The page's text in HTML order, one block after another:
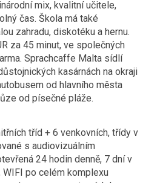
mix, kvalitní učitele,
čas. Škola má také
zahradu, diskotéku a hernu.
za 45 minut, ve společných
Sprachcaffe Malta sídlí
kasárnách na okraji
od hlavního města
od písečné pláže.
tříd + 6 venkovních, třídy v
s audiovizuálním
24 hodin denně, 7 dní v
WIFI po celém komplexu